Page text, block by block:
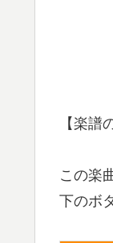
【楽譜
この楽
下のボ